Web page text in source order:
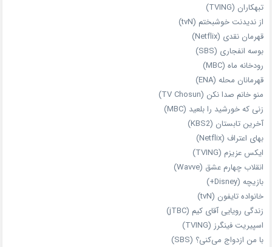
تبهکاران (TVING)
از ندیدنت خوشبختم (tvN)
قهرمان نقدی (Netflix)
بوسه انفجاری (SBS)
رودخانه ماه (MBC)
قهرمانان محله (ENA)
منو خانم صدا نکن (TV Chosun)
زنی که خورشید را بلعید (MBC)
آخرین تابستان (KBS2)
بهای اعتراف (Netflix)
ایکس عزیزم (TVING)
انقلاب چهارم عشق (Wavve)
بازیچه (Disney+)
خانواده تایفون (tvN)
زندگی رویایی آقای کیم (jTBC)
اسپیریت فینگرز (TVING)
با من ازدواج می‌کنی؟ (SBS)